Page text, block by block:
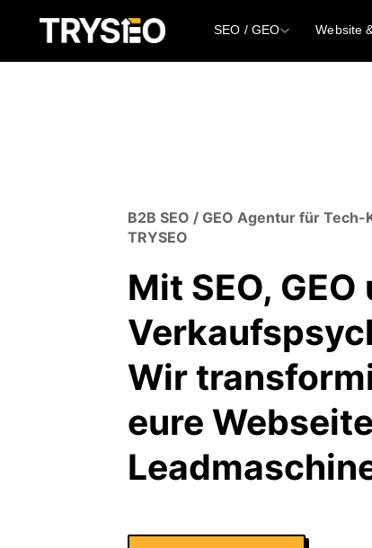
SEO / GEO Website
B2B SEO / GEO Agentur für
TRYSEO
Mit SEO, GEO
Wir
eure